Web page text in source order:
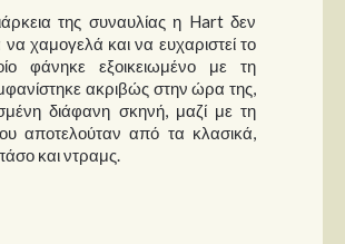
της συναυλίας η Hart δεν
να χαμογελά και να ευχαριστεί το
φάνηκε εξοικειωμένο με τη
ακριβώς στην ώρα της,
διάφανη σκηνή, μαζί με τη
αποτελούταν από τα κλασικά,
και ντραμς.